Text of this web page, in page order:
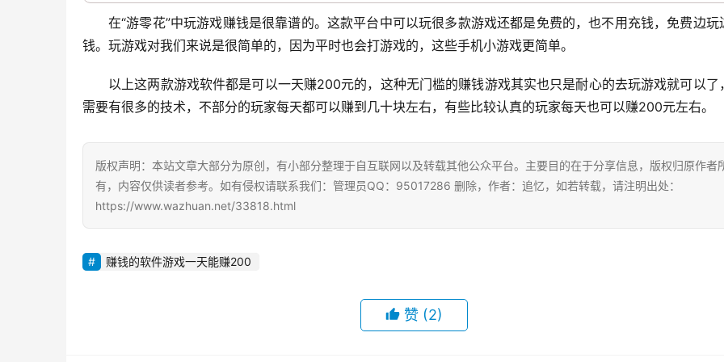
在“游零花”中玩游戏赚钱是很靠谱的。这款平台中可以玩很多款游戏还都是免费的，也不用充钱，免费边玩
钱。玩游戏对我们来说是很简单的，因为平时也会打游戏的，这些手机小游戏更简单。
以上这两款游戏软件都是可以一天赚200元的，这种无门槛的赚钱游戏其实也只是耐心的去玩游戏就可以了
需要有很多的技术，不部分的玩家每天都可以赚到几十块左右，有些比较认真的玩家每天也可以赚200元左右。
版权声明：本站文章大部分为原创，有小部分整理于自互联网以及转载其他公众平台。主要目的在于分享信息，版权归原作者
有，内容仅供读者参考。如有侵权请联系我们：管理员QQ：95017286 删除，作者：追忆，如若转载，请注明出处：
https://www.wazhuan.net/33818.html
赚钱的软件游戏一天能赚200
赞 (2)